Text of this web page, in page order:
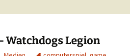
Watchdogs Legion